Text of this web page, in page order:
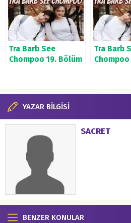
Tra Barb See
Chompoo 19. Bölüm
Tra Barb
YAZAR BİLGİSİ
SACRET
BENZER KONULAR